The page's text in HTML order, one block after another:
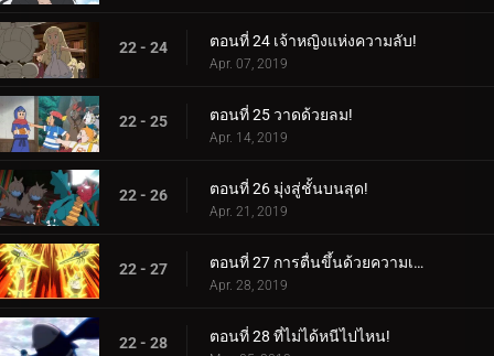
22 - 24 ตอนที่ 24 เจ้าหญิงแห่งความลับ!
Apr. 07, 2019
22 - 25 ตอนที่ 25 วาดด้วยลม!
Apr. 14, 2019
22 - 26 ตอนที่ 26 มุ่งสู่ชั้นบนสุด!
Apr. 21, 2019
22 - 27 ตอนที่ 27 การตื่นขึ้นด้วยความเร็วสูง!
Apr. 28, 2019
22 - 28 ตอนที่ 28 ที่ไม่ได้หนีไปไหน!